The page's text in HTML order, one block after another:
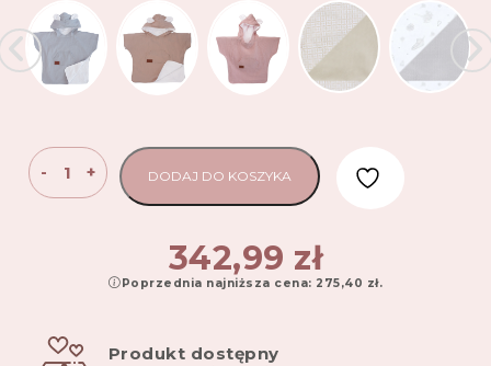
-
ilość
Ponczo
rozpinane
6
lat
+ DODAJ DO KOSZYKA
342,99 zł
Poprzednia najniższa cena: 275,40 zł.
Produkt dostępny